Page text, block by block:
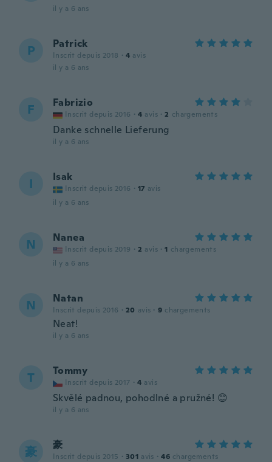
il y a 6 ans
P Patrick
Inscrit depuis 2018 · 4 avis
il y a 6 ans
F Fabrizio
Inscrit depuis 2016 · 4 avis · 2 chargements
Danke schnelle Lieferung
il y a 6 ans
I Isak
Inscrit depuis 2016 · 17 avis
il y a 6 ans
N Nanea
Inscrit depuis 2019 · 2 avis · 1 chargements
il y a 6 ans
N Natan
Inscrit depuis 2016 · 20 avis · 9 chargements
Neat!
il y a 6 ans
T Tommy
Inscrit depuis 2017 · 4 avis
Skvělé padnou, pohodlné a pružné! 😊
il y a 6 ans
豪 豪
Inscrit depuis 2015 · 301 avis · 46 chargements